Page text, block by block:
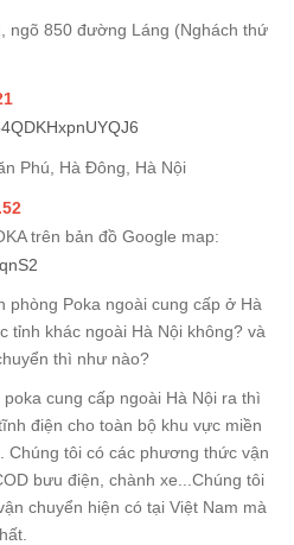
ngõ 850 đường Láng (Nghách thứ
Phú, Hà Đông, Hà Nội
trên bản đồ Google map:
phòng Poka ngoài cung cấp ở Hà
tỉnh khác ngoài Hà Nội không? và
thì như nào?
cung cấp ngoài Hà Nội ra thì
điện cho toàn bộ khu vực miền
Chúng tôi có các phương thức vận
bưu điện, chành xe...Chúng tôi
chuyển hiện có tại Việt Nam mà